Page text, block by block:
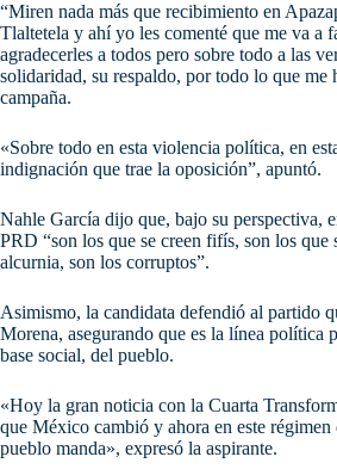
“Miren nada más que recibimiento en
Tlaltetela y ahí yo les comenté que me va a
agradecerles a todos pero sobre todo a las
solidaridad, su respaldo, por todo lo que me
campaña.
«Sobre todo en esta violencia política, en
indignación que trae la oposición”, apuntó.
Nahle García dijo que, bajo su perspectiva,
PRD “son los que se creen fifís, son los que
alcurnia, son los corruptos”.
Asimismo, la candidata defendió al partido
Morena, asegurando que es la línea política
base social, del pueblo.
«Hoy la gran noticia con la Cuarta
que México cambió y ahora en este régimen
pueblo manda», expresó la aspirante.